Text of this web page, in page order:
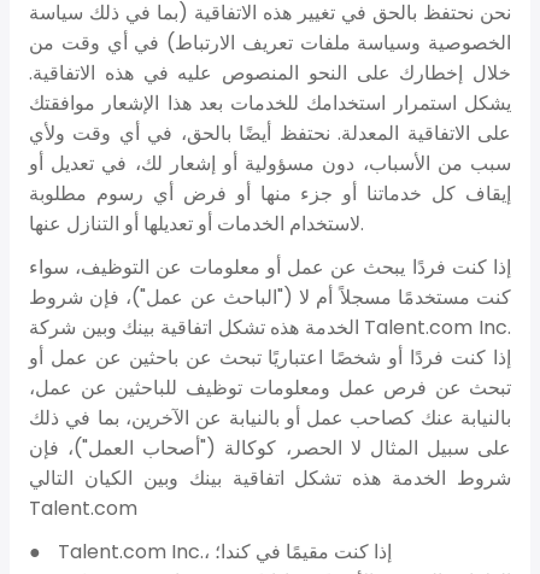
نحن نحتفظ بالحق في تغيير هذه الاتفاقية (بما في ذلك سياسة
الخصوصية وسياسة ملفات تعريف الارتباط) في أي وقت من
خلال إخطارك على النحو المنصوص عليه في هذه الاتفاقية.
يشكل استمرار استخدامك للخدمات بعد هذا الإشعار موافقتك
على الاتفاقية المعدلة. نحتفظ أيضًا بالحق، في أي وقت ولأي
سبب من الأسباب، دون مسؤولية أو إشعار لك، في تعديل أو
إيقاف كل خدماتنا أو جزء منها أو فرض أي رسوم مطلوبة
لاستخدام الخدمات أو تعديلها أو التنازل عنها.
إذا كنت فردًا يبحث عن عمل أو معلومات عن التوظيف، سواء
كنت مستخدمًا مسجلاً أم لا ("الباحث عن عمل")، فإن شروط
الخدمة هذه تشكل اتفاقية بينك وبين شركة Talent.com Inc.
إذا كنت فردًا أو شخصًا اعتباريًا تبحث عن باحثين عن عمل أو
تبحث عن فرص عمل ومعلومات توظيف للباحثين عن عمل،
بالنيابة عنك كصاحب عمل أو بالنيابة عن الآخرين، بما في ذلك
على سبيل المثال لا الحصر، كوكالة ("أصحاب العمل")، فإن
شروط الخدمة هذه تشكل اتفاقية بينك وبين الكيان التالي
Talent.com
Talent.com Inc.، إذا كنت مقيمًا في كندا؛